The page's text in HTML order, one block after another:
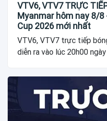
VTV6, VTV7 TRỰC
Myanmar hôm nay 8/8
Cup 2026 mới nhất
VTV6, VTV7 trực tiếp
diễn ra vào lúc 20h00